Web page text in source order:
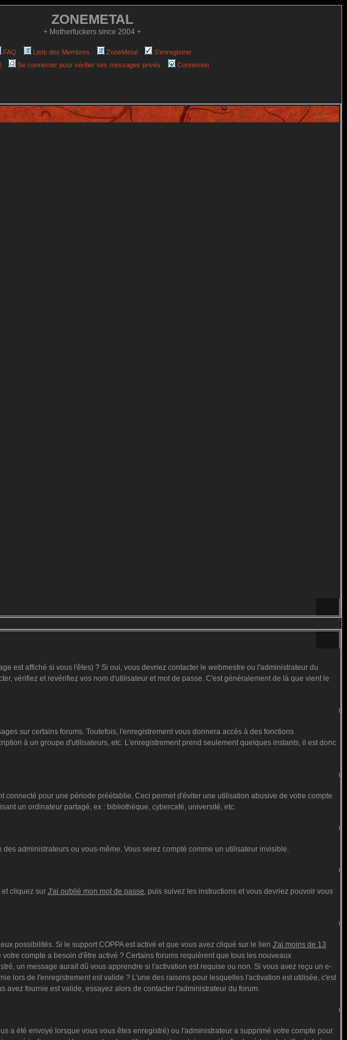
ZONEMETAL
+ Motherfuckers since 2004 +
FAQ Liste des Membres ZoneMetal
S'enregistrer
Se connecter pour vérifier ses messages privés Connexion
est affiché si vous l'êtes) ? Si oui, vous devriez contacter le webmestre ou l'administrateur du
vérifiez et revérifiez vos nom d'utilisateur et mot de passe. C'est généralement de là que vient le
sur certains forums. Toutefois, l'enregistrement vous donnera accès à des fonctions
à un groupe d'utilisateurs, etc. L'enregistrement prend seulement quelques instants, il est donc
connecté pour une période préétablie. Ceci permet d'éviter une utilisation abusive de votre compte
un ordinateur partagé, ex : bibliothèque, cybercafé, université, etc.
administrateurs ou vous-même. Vous serez compté comme un utilisateur invisible.
cliquez sur J'ai oublié mon mot de passe, puis suivez les instructions et vous devriez pouvoir vous
possibilités. Si le support COPPA est activé et que vous avez cliqué sur le lien J'ai moins de 13
compte a besoin d'être activé ? Certains forums requièrent que tous les nouveaux
un message aurait dû vous apprendre si l'activation est requise ou non. Si vous avez reçu un e-
lors de l'enregistrement est valide ? L'une des raisons pour lesquelles l'activation est utilisée, c'est
fournie est valide, essayez alors de contacter l'administrateur du forum.
a été envoyé lorsque vous vous êtes enregistré) ou l'administrateur a supprimé votre compte pour